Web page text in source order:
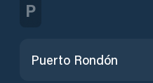
P
Puerto Rondón